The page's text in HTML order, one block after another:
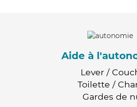
Aide à
Lever /
Toilette /
Gardes de